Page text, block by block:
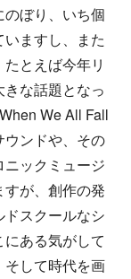
ぼり、いち個
ますし、また
とえば今年リ
な話題となっ
We All Fall
ンドや、その
ックミュージ
が、創作の発
スクールなシ
ある気がして
して時代を画